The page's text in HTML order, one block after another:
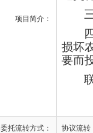
项目简介：
损坏
要而
委托流转方式： 协议流转